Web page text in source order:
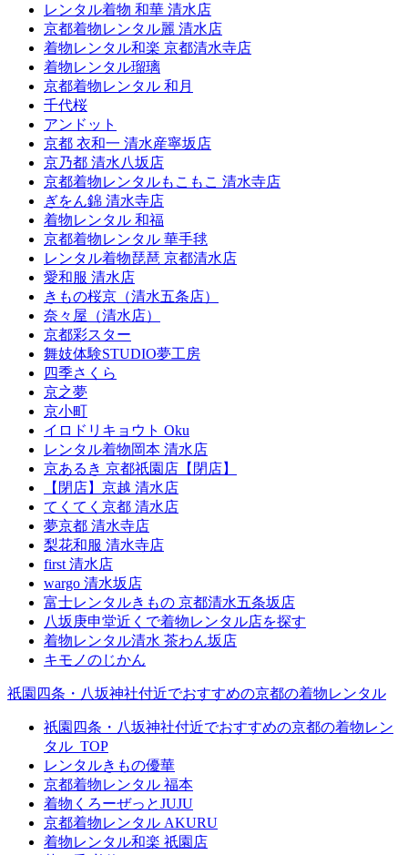
レンタル着物 和華 清水店
京都着物レンタル麗 清水店
着物レンタル和楽 京都清水寺店
着物レンタル瑠璃
京都着物レンタル 和月
千代桜
アンドット
京都 衣和一 清水産寧坂店
京乃都 清水八坂店
京都着物レンタルもこもこ 清水寺店
ぎをん錦 清水寺店
着物レンタル 和福
京都着物レンタル 華手毬
レンタル着物琵琶 京都清水店
愛和服 清水店
きもの桜京（清水五条店）
奈々屋（清水店）
京都彩スター
舞妓体験STUDIO夢工房
四季さくら
京之夢
京小町
イロドリキョウト Oku
レンタル着物岡本 清水店
京あるき 京都祇園店【閉店】
【閉店】京越 清水店
てくてく京都 清水店
夢京都 清水寺店
梨花和服 清水寺店
first 清水店
wargo 清水坂店
富士レンタルきもの 京都清水五条坂店
八坂庚申堂近くで着物レンタル店を探す
着物レンタル清水 茶わん坂店
キモノのじかん
祇園四条・八坂神社付近でおすすめの京都の着物レンタル
祇園四条・八坂神社付近でおすすめの京都の着物レン
タル_TOP
レンタルきもの優華
京都着物レンタル 福本
着物くろーぜっとJUJU
京都着物レンタル AKURU
着物レンタル和楽 祇園店